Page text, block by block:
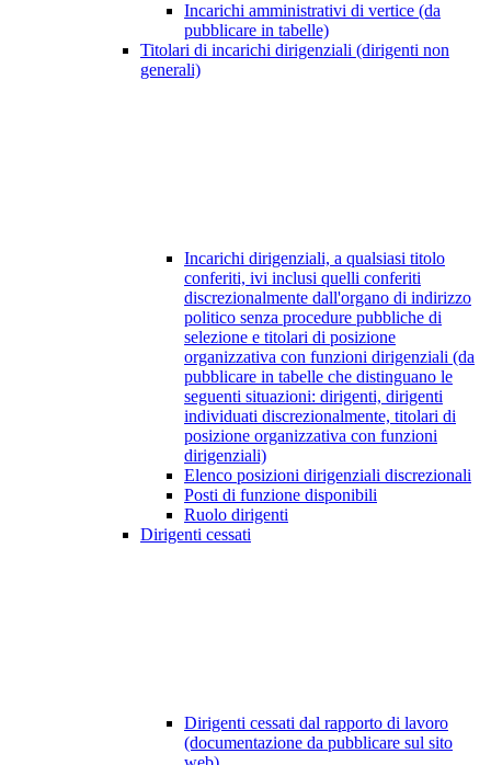
Incarichi amministrativi di vertice (da
pubblicare in tabelle)
Titolari di incarichi dirigenziali (dirigenti non
generali)
Incarichi dirigenziali, a qualsiasi titolo
conferiti, ivi inclusi quelli conferiti
discrezionalmente dall'organo di indirizzo
politico senza procedure pubbliche di
selezione e titolari di posizione
organizzativa con funzioni dirigenziali (da
pubblicare in tabelle che distinguano le
seguenti situazioni: dirigenti, dirigenti
individuati discrezionalmente, titolari di
posizione organizzativa con funzioni
dirigenziali)
Elenco posizioni dirigenziali discrezionali
Posti di funzione disponibili
Ruolo dirigenti
Dirigenti cessati
Dirigenti cessati dal rapporto di lavoro
(documentazione da pubblicare sul sito